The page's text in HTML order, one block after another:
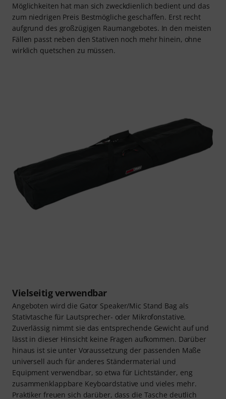
Möglichkeiten hat man sich zweckdienlich bedient und das
zum niedrigen Preis Bestmögliche geschaffen. Erst recht
aufgrund des großzügigen Raumangebotes. In den meisten
Fällen passt neben den Stativen noch mehr hinein, ohne
wirklich quetschen zu müssen.
Vielseitig verwendbar
Angeboten wird die Gator Speaker/Mic Stand Bag als
Stativtasche für Lautsprecher- oder Mikrofonstative.
Zuverlässig nimmt sie das entsprechende Gewicht auf und
lässt in dieser Hinsicht keine Fragen aufkommen. Darüber
hinaus ist sie unter Voraussetzung der passenden Maße
universell auch für anderes Ständermaterial und
Equipment verwendbar, so etwa für Lichtständer, eng
zusammenklappbare Keyboardstative und vieles mehr.
Praktiker freuen sich darüber, dass die Tasche deutlich